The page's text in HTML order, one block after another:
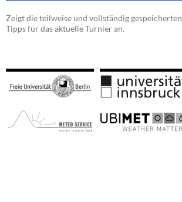
Zeigt die teilweise und vollständig gespeicherten
Tipps für das aktuelle Turnier an.